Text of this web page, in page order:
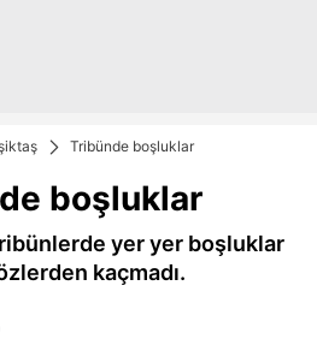
Tribünde boşluklar
boşluklar
yer yer boşluklar
kaçmadı.